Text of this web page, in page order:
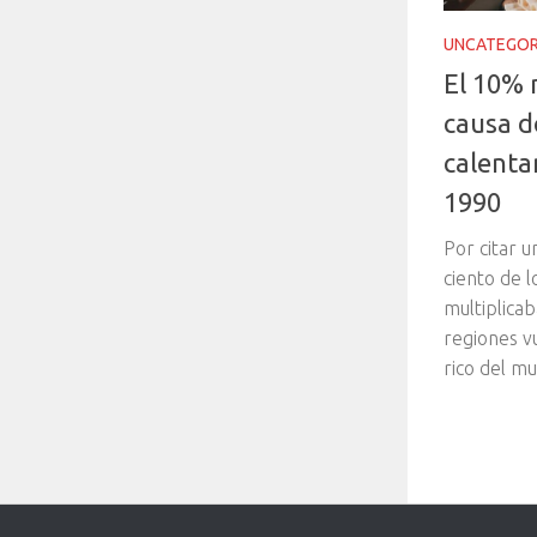
El 10%
causa
1990
Por citar
ciento de
regiones
rico del